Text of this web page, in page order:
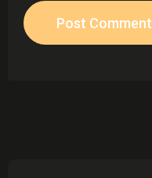
Post Comment